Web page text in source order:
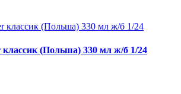
классик (Польша) 330 мл ж/б 1/24